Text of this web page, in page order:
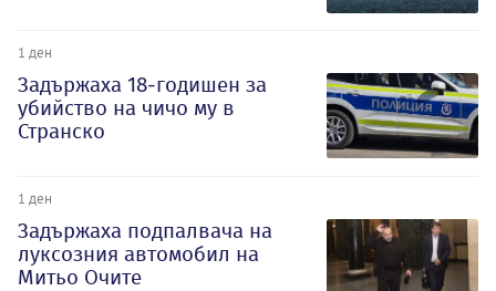
1 ден
Задържаха 18-годишен за
убийство на чичо му в
Странско
1 ден
Задържаха подпалвача на
луксозния автомобил на
Митьо Очите